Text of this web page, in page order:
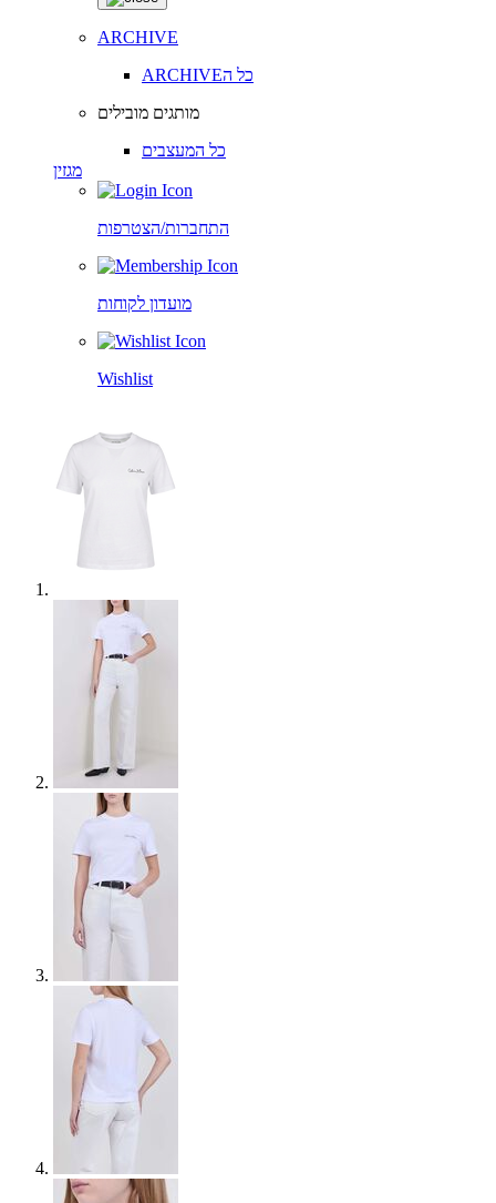
ARCHIVE
ARCHIVEכל ה
מותגים מובילים
כל המעצבים
מגזין
התחברות/הצטרפות
מועדון לקוחות
Wishlist